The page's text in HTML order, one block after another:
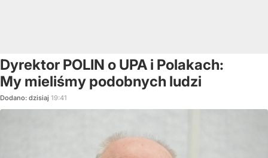
Dyrektor POLIN o UPA i Polakach:
My mieliśmy podobnych ludzi
Dodano: dzisiaj 19:41